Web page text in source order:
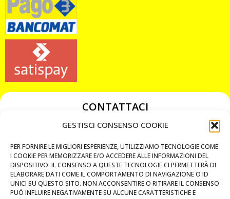
GESTISCI CONSENSO COOKIE
PER FORNIRE LE MIGLIORI ESPERIENZE, UTILIZZIAMO TECNOLOGIE COME
I COOKIE PER MEMORIZZARE E/O ACCEDERE ALLE INFORMAZIONI DEL
DISPOSITIVO. IL CONSENSO A QUESTE TECNOLOGIE CI PERMETTERÀ DI
ELABORARE DATI COME IL COMPORTAMENTO DI NAVIGAZIONE O ID
UNICI SU QUESTO SITO. NON ACCONSENTIRE O RITIRARE IL CONSENSO
PUÒ INFLUIRE NEGATIVAMENTE SU ALCUNE CARATTERISTICHE E
CONTATTACI
349 3863811
chiavicodificate@gmail.com
Privacy Policy